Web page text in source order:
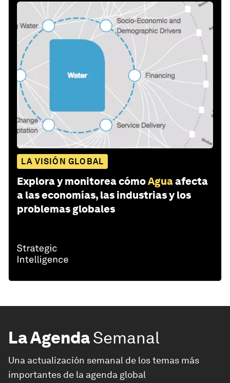
LA VISIÓN GLOBAL
Explora y monitorea cómoAguaafecta
a las economías, las industrias y los
problemas globales
La AgendaSemanal
Una actualización semanal de los temas más
importantes de la agenda global